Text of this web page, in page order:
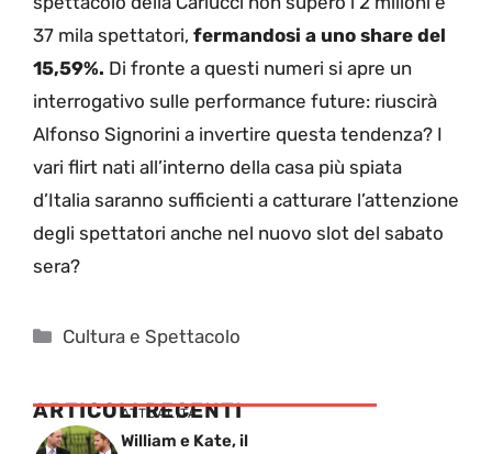
37 mila spettatori, fermandosi a uno share del
15,59%. Di fronte a questi numeri si apre un
interrogativo sulle performance future: riuscirà
Alfonso Signorini a invertire questa tendenza? I
vari flirt nati all’interno della casa più spiata
d’Italia saranno sufficienti a catturare l’attenzione
degli spettatori anche nel nuovo slot del sabato
sera?
Categorie
Cultura e Spettacolo
ARTICOLI RECENTI
ATTUALITÁ
William e Kate, il